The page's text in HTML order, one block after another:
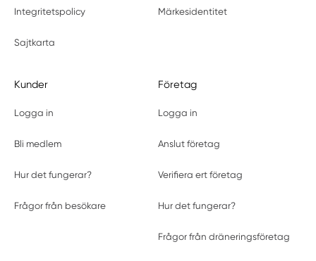
Integritetspolicy Märkesidentitet
Sajtkarta
Kunder
Logga in
Bli medlem
Hur det fungerar?
Frågor från besökare
Företag
Logga in
Anslut företag
Verifiera ert företag
Hur det fungerar?
Frågor från dräneringsföretag